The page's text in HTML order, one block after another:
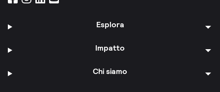
Esplora
Impatto
Chi siamo